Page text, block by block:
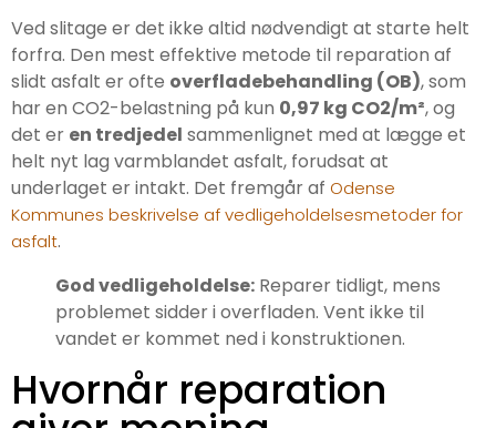
Ved slitage er det ikke altid nødvendigt at starte helt
forfra. Den mest effektive metode til reparation af
slidt asfalt er ofte overfladebehandling (OB), som
har en CO2-belastning på kun 0,97 kg CO2/m², og
det er en tredjedel sammenlignet med at lægge et
helt nyt lag varmblandet asfalt, forudsat at
underlaget er intakt. Det fremgår af Odense
Kommunes beskrivelse af vedligeholdelsesmetoder for
asfalt.
God vedligeholdelse: Reparer tidligt, mens
problemet sidder i overfladen. Vent ikke til
vandet er kommet ned i konstruktionen.
Hvornår reparation